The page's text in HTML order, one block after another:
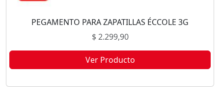
PEGAMENTO PARA ZAPATILLAS ÉCCOLE 3G
$2.299,90
Ver Producto